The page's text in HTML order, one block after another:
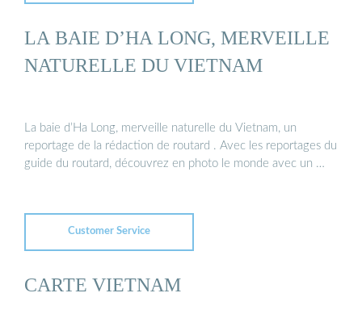
LA BAIE D’HA LONG, MERVEILLE
NATURELLE DU VIETNAM
La baie d’Ha Long, merveille naturelle du Vietnam, un
reportage de la rédaction de routard . Avec les reportages du
guide du routard, découvrez en photo le monde avec un …
Customer Service
CARTE VIETNAM